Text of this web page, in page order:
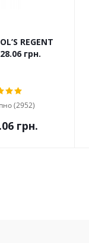
REGENT
128.06 грн.
(2952)
грн.